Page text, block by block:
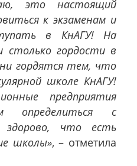
это настоящий
к экзаменам и
в КнАГУ! На
столько гордости в
гордятся тем, что
школе КнАГУ!
предприятия
определиться с
здорово, что есть
школы», – отметила